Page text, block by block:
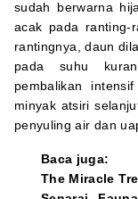
sudah berwarna
acak pada ranting-
rantingnya, daun
pada suhu
pembalikan
minyak atsiri
penyuling air dan
Baca juga:
The Miracle